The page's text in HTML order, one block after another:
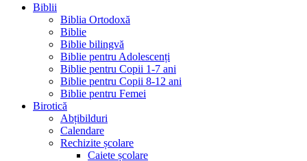
Biblii
Biblia Ortodoxă
Biblie
Biblie bilingvă
Biblie pentru Adolescenți
Biblie pentru Copii 1-7 ani
Biblie pentru Copii 8-12 ani
Biblie pentru Femei
Birotică
Abțibilduri
Calendare
Rechizite școlare
Caiete școlare